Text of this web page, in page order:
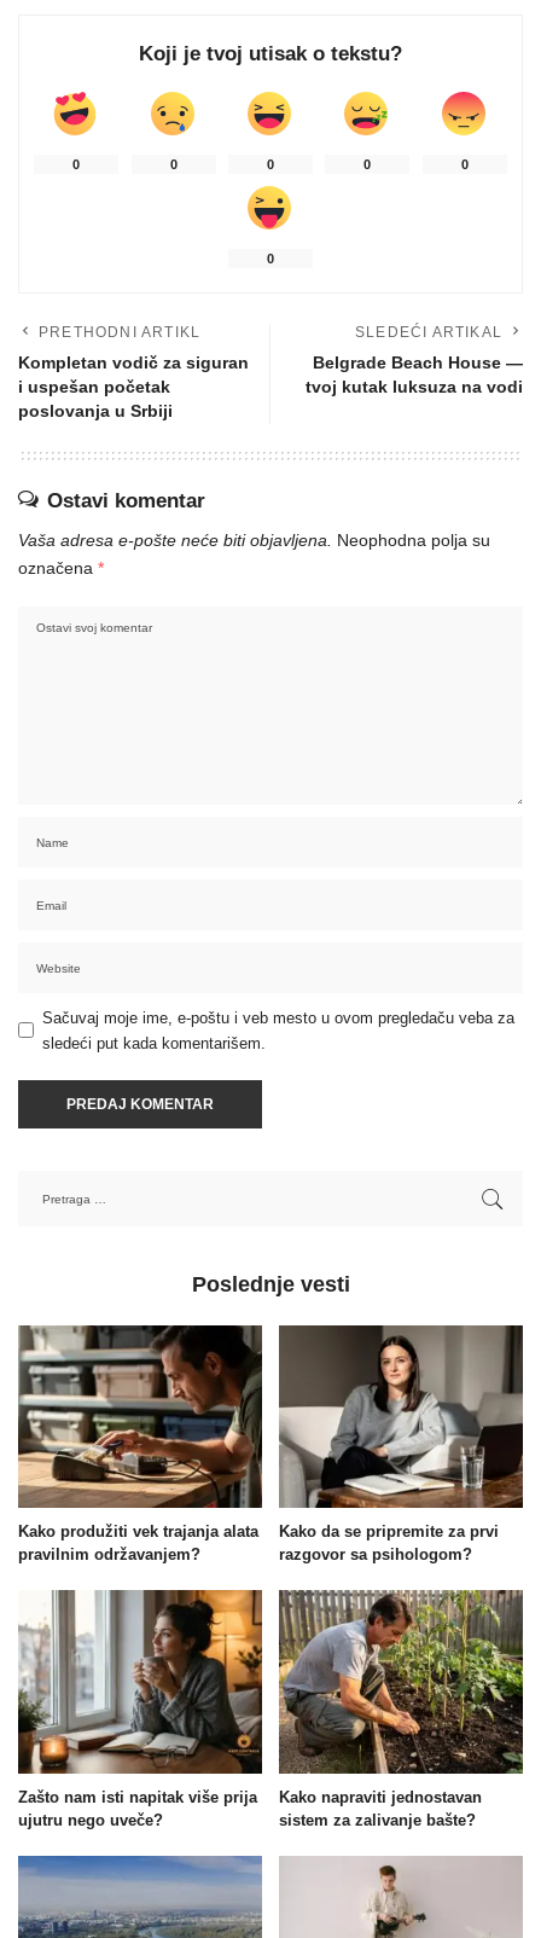
Koji je tvoj utisak o tekstu?
0 0 0 0 0
0
PRETHODNI ARTIKL
Kompletan vodič za siguran
i uspešan početak
poslovanja u Srbiji
SLEDEĆI ARTIKAL
Belgrade Beach House —
tvoj kutak luksuza na vodi
Ostavi komentar
Vaša adresa e-pošte neće biti objavljena.
Neophodna polja su
označena *
Sačuvaj moje ime, e-poštu i veb mesto u ovom pregledaču veba za
sledeći put kada komentarišem.
Poslednje vesti
Kako produžiti vek trajanja alata
pravilnim održavanjem?
Kako da se pripremite za prvi
razgovor sa psihologom?
Zašto nam isti napitak više prija
ujutru nego uveče?
Kako napraviti jednostavan
sistem za zalivanje bašte?